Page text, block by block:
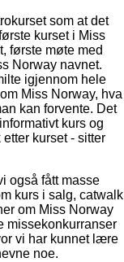
som at det
kurset i Miss
første møte med
Norway navnet.
igjennom hele
Miss Norway, hva
kan forvente. Det
kurs og
kurset - sitter
også fått masse
kurs i salg, catwalk
om Miss Norway
missekonkurranser
vi har kunnet lære
noe.